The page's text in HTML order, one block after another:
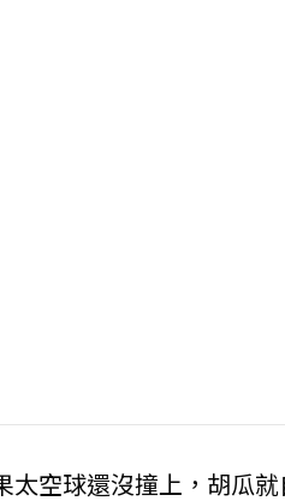
太空球還沒撞上，胡瓜就